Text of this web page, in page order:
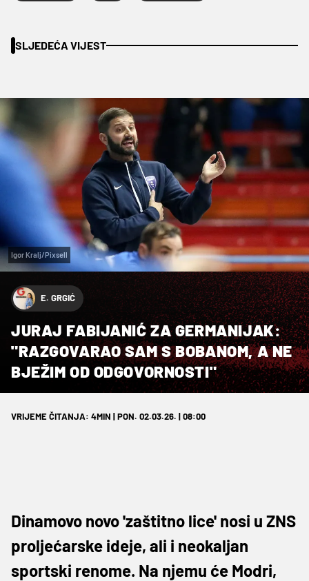
SLJEDEĆA VIJEST
Igor Kralj/Pixsell
E. GRGIĆ
JURAJ FABIJANIĆ ZA GERMANIJAK:
"RAZGOVARAO SAM S BOBANOM, A NE
BJEŽIM OD ODGOVORNOSTI"
VRIJEME ČITANJA: 4MIN | PON. 02.03.26. | 08:00
Dinamovo novo 'zaštitno lice' nosi u ZNS
proljećarske ideje, ali i neokaljan
sportski renome. Na njemu će Modri,